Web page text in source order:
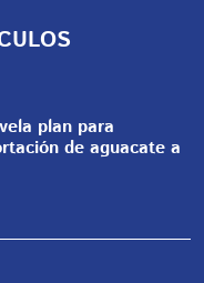
plan para
de aguacate a